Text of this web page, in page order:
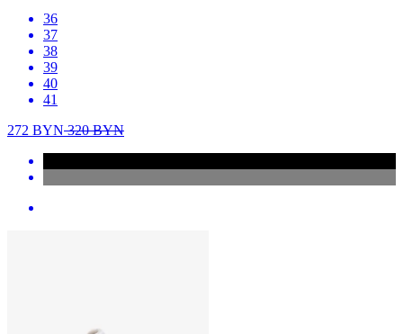
36
37
38
39
40
41
272 BYN320BYN